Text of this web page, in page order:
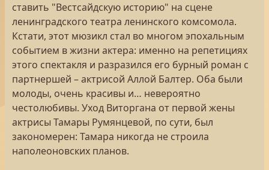
ставить "Вестсайдскую историю" на сцене
ленинградского театра ленинского комсомола.
Кстати, этот мюзикл стал во многом эпохальным
событием в жизни актера: именно на репетициях
этого спектакля и разразился его бурный роман с
партнершей – актрисой Аллой Балтер. Оба были
молоды, очень красивы и… невероятно
честолюбивы. Уход Виторгана от первой жены
актрисы Тамары Румянцевой, по сути, был
закономерен: Тамара никогда не строила
наполеоновских планов.